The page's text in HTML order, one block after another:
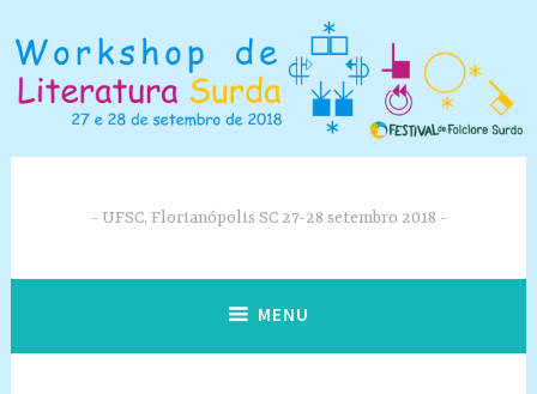
to
content
UFSC, Florianópolis SC 27-28 setembro 2018
MENU